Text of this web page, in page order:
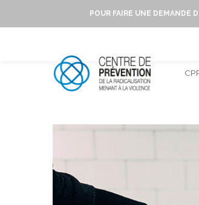
POUR FAIRE UNE DEMANDE